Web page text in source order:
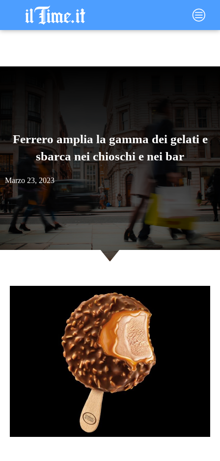
contenuto
Main
Menu
Ferrero amplia la gamma dei gelati e
sbarca nei chioschi e nei bar
Marzo 23, 2023